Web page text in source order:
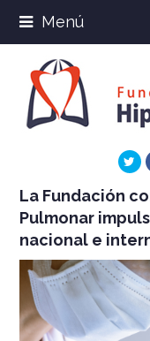
Menú
La Fundación
Pulmonar
nacional e